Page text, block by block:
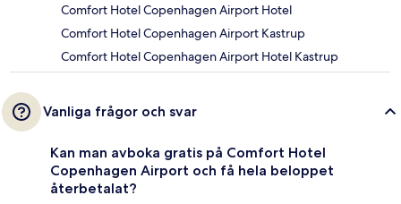
Comfort Hotel Copenhagen Airport Hotel
Comfort Hotel Copenhagen Airport Kastrup
Comfort Hotel Copenhagen Airport Hotel Kastrup
Vanliga frågor och svar
Kan man avboka gratis på Comfort Hotel
Copenhagen Airport och få hela beloppet
återbetalat?